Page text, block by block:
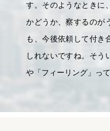
す。そのようなときに
かどうか、察するのが
も、今後依頼して付き
しれないですね。そう
や「フィーリング」っ